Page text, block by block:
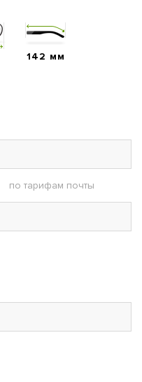
142 мм
по тарифам почты